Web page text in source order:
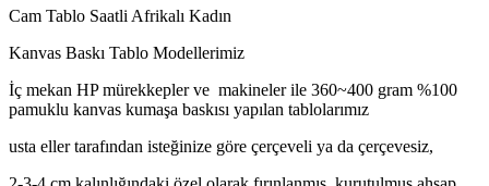
Cam Tablo Saatli Afrikalı Kadın
Kanvas Baskı Tablo Modellerimiz
İç mekan HP mürekkepler ve makineler ile 360~400 gram %100
pamuklu kanvas kumaşa baskısı yapılan tablolarımız
usta eller tarafından isteğinize göre çerçeveli ya da çerçevesiz,